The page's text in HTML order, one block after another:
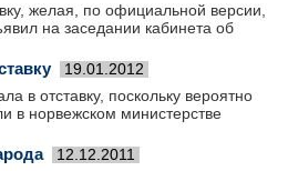
желая, по официальной версии,
на заседании кабинета об
19.01.2012
в отставку, поскольку вероятно
в норвежском министерстве
12.12.2011